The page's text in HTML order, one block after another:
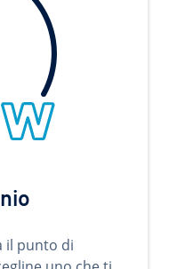
il punto di